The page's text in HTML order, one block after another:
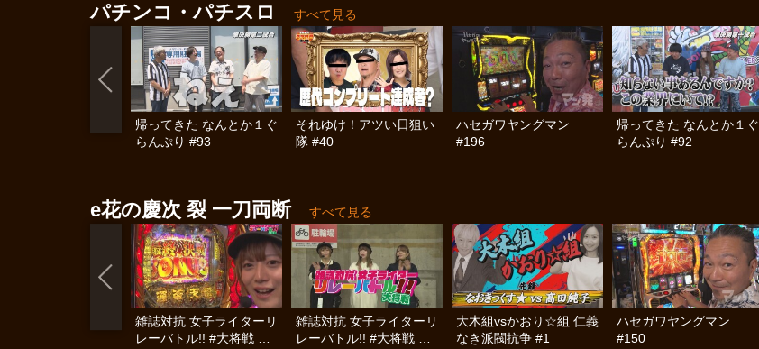
パチンコ・パチスロ すべて見る
帰ってきた なんとか１ぐ
らんぷり #93
それゆけ！アツい日狙い
隊 #40
ハセガワヤングマン
#196
帰ってきた なんとか１ぐ
らんぷり #92
e花の慶次 裂 一刀両断 すべて見る
雑誌対抗 女子ライターリ
レーバトル!! #大将戦 後
雑誌対抗 女子ライターリ
レーバトル!! #大将戦 前
大木組vsかおり☆組 仁義
なき派閥抗争 #1
ハセガワヤングマン
#150